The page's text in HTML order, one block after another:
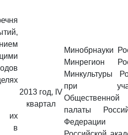
их
в
2013 год, IV
квартал
Минобрнауки
Минрегион
Минкультуры
при
Общественной
палаты